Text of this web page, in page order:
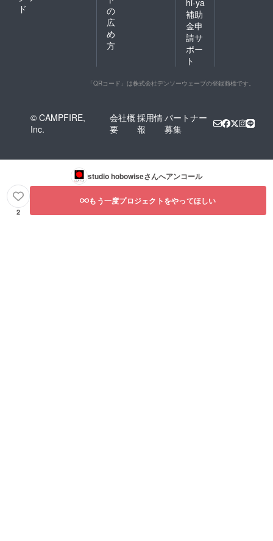
ド
の
広
め
方
hi-ya
補助
金申
請サ
ポー
ト
「QRコード」は株式会社デンソーウェーブの登録商標です。
© CAMPFIRE,
Inc.
会社概
要
採用情
報
パートナー
募集
studio hobowiseさんへアンコール
2
もう一度プロジェクトをやってほしい